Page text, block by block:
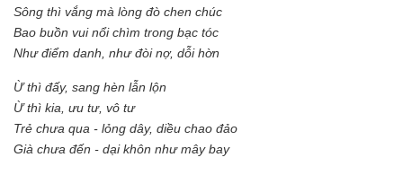
Sông thì vắng mà lòng đò chen chúc
Bao buồn vui nổi chìm trong bạc tóc
Như điểm danh, như đòi nợ, dỗi hờn
Ừ thì đấy, sang hèn lẫn lộn
Ừ thì kia, ưu tư, vô tư
Trẻ chưa qua - lỏng dây, diều chao đảo
Già chưa đến - dại khôn như mây bay